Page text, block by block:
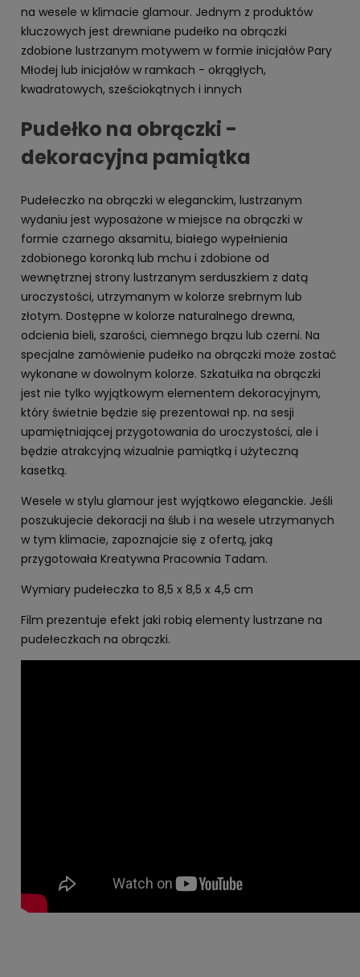
na wesele w klimacie glamour. Jednym z produktów
kluczowych jest drewniane pudełko na obrączki
zdobione lustrzanym motywem w formie inicjałów Pary
Młodej lub inicjałów w ramkach - okrągłych,
kwadratowych, sześciokątnych i innych
Pudełko na obrączki -
dekoracyjna pamiątka
Pudełeczko na obrączki w eleganckim, lustrzanym
wydaniu jest wyposażone w miejsce na obrączki w
formie czarnego aksamitu, białego wypełnienia
zdobionego koronką lub mchu i zdobione od
wewnętrznej strony lustrzanym serduszkiem z datą
uroczystości, utrzymanym w kolorze srebrnym lub
złotym. Dostępne w kolorze naturalnego drewna,
odcienia bieli, szarości, ciemnego brązu lub czerni. Na
specjalne zamówienie pudełko na obrączki może zostać
wykonane w dowolnym kolorze. Szkatułka na obrączki
jest nie tylko wyjątkowym elementem dekoracyjnym,
który świetnie będzie się prezentował np. na sesji
upamiętniającej przygotowania do uroczystości, ale i
będzie atrakcyjną wizualnie pamiątką i użyteczną
kasetką.
Wesele w stylu glamour jest wyjątkowo eleganckie. Jeśli
poszukujecie dekoracji na ślub i na wesele utrzymanych
w tym klimacie, zapoznajcie się z ofertą, jaką
przygotowała Kreatywna Pracownia Tadam.
Wymiary pudełeczka to 8,5 x 8,5 x 4,5 cm
Film prezentuje efekt jaki robią elementy lustrzane na
pudełeczkach na obrączki.